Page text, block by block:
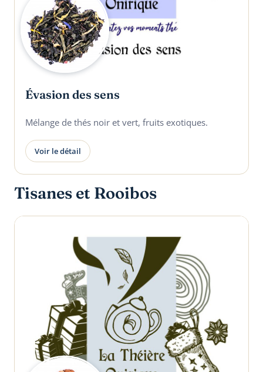
Évasion des sens
Mélange de thés noir et vert, fruits exotiques.
Voir le détail
Tisanes et Rooibos